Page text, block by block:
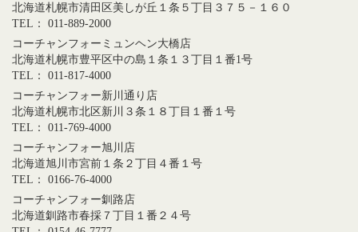
北海道札幌市清田区美しが丘１条５丁目３７５－１６０
TEL： 011-889-2000
コーチャンフォーミュンヘン大橋店
北海道札幌市豊平区中の島１条１３丁目１番1号
TEL： 011-817-4000
コーチャンフォー新川通り店
北海道札幌市北区新川３条１８丁目１番１号
TEL： 011-769-4000
コーチャンフォー旭川店
北海道旭川市宮前１条２丁目４番１号
TEL： 0166-76-4000
コーチャンフォー釧路店
北海道釧路市春採７丁目１番２４号